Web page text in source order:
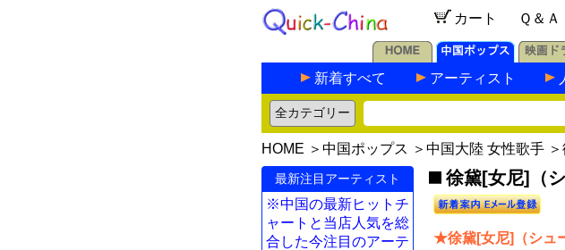
カート Ｑ＆Ａ
新着すべて アーティスト
HOME ＞ 中国ポップス ＞ 中国大陸 女性歌手
最新注目アーティスト
※中国の最新ヒットチ
ャートと当店人気を総
合した今注目のアーテ
徐黛[女尼]（
★徐黛[女尼]（シュ